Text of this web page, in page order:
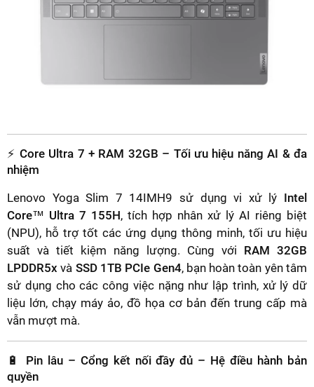
⚡ Core Ultra 7 + RAM 32GB – Tối ưu hiệu năng AI & đa
nhiệm
Lenovo Yoga Slim 7 14IMH9 sử dụng vi xử lý Intel
Core™ Ultra 7 155H, tích hợp nhân xử lý AI riêng biệt
(NPU), hỗ trợ tốt các ứng dụng thông minh, tối ưu hiệu
suất và tiết kiệm năng lượng. Cùng với RAM 32GB
LPDDR5x và SSD 1TB PCIe Gen4, bạn hoàn toàn yên tâm
sử dụng cho các công việc nặng như lập trình, xử lý dữ
liệu lớn, chạy máy ảo, đồ họa cơ bản đến trung cấp mà
vẫn mượt mà.
🔋 Pin lâu – Cổng kết nối đầy đủ – Hệ điều hành bản
quyền